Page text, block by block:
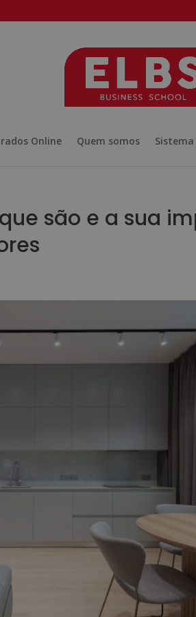
Online Quem somos
são e a sua